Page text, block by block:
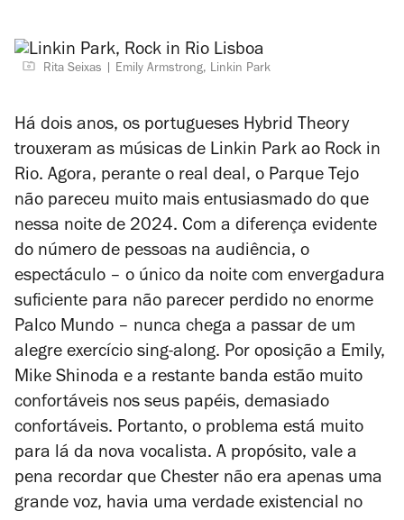
Rita Seixas Emily Armstrong, Linkin Park
Há dois anos, os portugueses Hybrid Theory
trouxeram as músicas de Linkin Park ao Rock in
Rio. Agora, perante o real deal, o Parque Tejo
não pareceu muito mais entusiasmado do que
nessa noite de 2024. Com a diferença evidente
do número de pessoas na audiência, o
espectáculo – o único da noite com envergadura
suficiente para não parecer perdido no enorme
Palco Mundo – nunca chega a passar de um
alegre exercício sing-along. Por oposição a Emily,
Mike Shinoda e a restante banda estão muito
confortáveis nos seus papéis, demasiado
confortáveis. Portanto, o problema está muito
para lá da nova vocalista. A propósito, vale a
pena recordar que Chester não era apenas uma
grande voz, havia uma verdade existencial no